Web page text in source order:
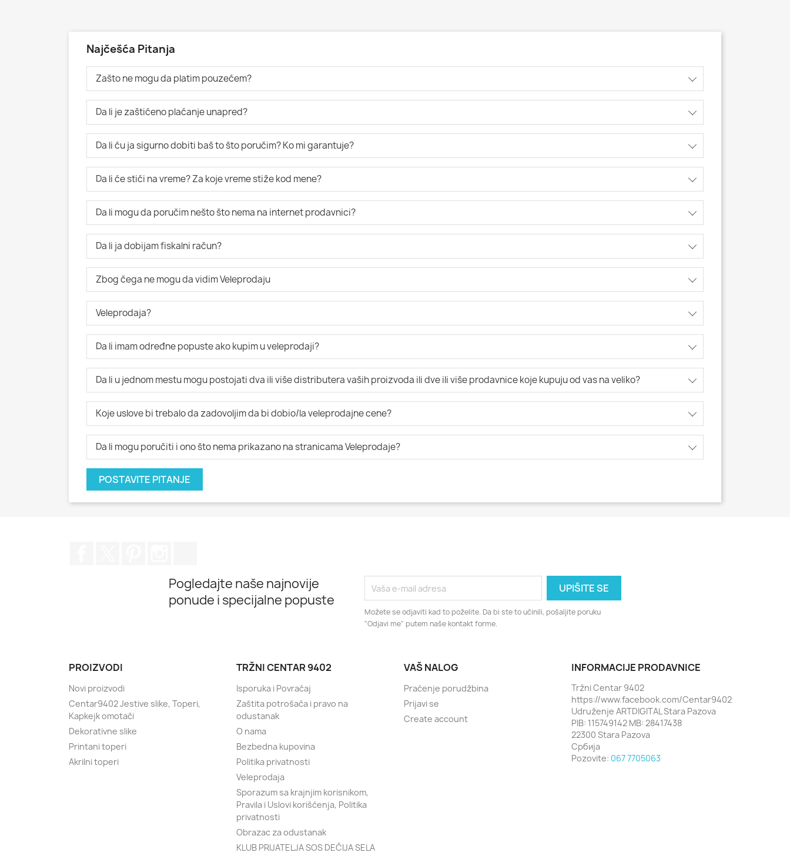
Najčešća Pitanja
Zašto ne mogu da platim pouzećem?
Da li je zaštićeno plaćanje unapred?
Da li ću ja sigurno dobiti baš to što poručim? Ko mi garantuje?
Da li će stići na vreme? Za koje vreme stiže kod mene?
Da li mogu da poručim nešto što nema na internet prodavnici?
Da li ja dobijam fiskalni račun?
Zbog čega ne mogu da vidim Veleprodaju
Veleprodaja?
Da li imam određne popuste ako kupim u veleprodaji?
Da li u jednom mestu mogu postojati dva ili više distributera vaših proizvoda ili dve ili više prodavnice koje kupuju od vas na veliko?
Koje uslove bi trebalo da zadovoljim da bi dobio/la veleprodajne cene?
Da li mogu poručiti i ono što nema prikazano na stranicama Veleprodaje?
POSTAVITE PITANJE
Pogledajte naše najnovije
ponude i specijalne popuste
Možete se odjaviti kad to poželite. Da bi ste to učinili, pošaljite poruku
"Odjavi me" putem naše kontakt forme.
PROIZVODI
Novi proizvodi
Centar9402 Jestive slike, Toperi,
Kapkejk omotači
Dekorativne slike
Printani toperi
Akrilni toperi
TRŽNI CENTAR 9402
Isporuka i Povraćaj
Zaštita potrošača i pravo na
odustanak
O nama
Bezbedna kupovina
Politika privatnosti
Veleprodaja
Sporazum sa krajnjim korisnikom,
Pravila i Uslovi korišćenja, Politika
privatnosti
Obrazac za odustanak
KLUB PRIJATELJA SOS DEČIJA SELA
VAŠ NALOG
Praćenje porudžbina
Prijavi se
Create account
INFORMACIJE PRODAVNICE
Tržni Centar 9402
https://www.facebook.com/Centar9402
Udruženje ARTDIGITAL Stara Pazova
PIB: 115749142 MB: 28417438
22300 Stara Pazova
Србија
Pozovite: 067 7705063